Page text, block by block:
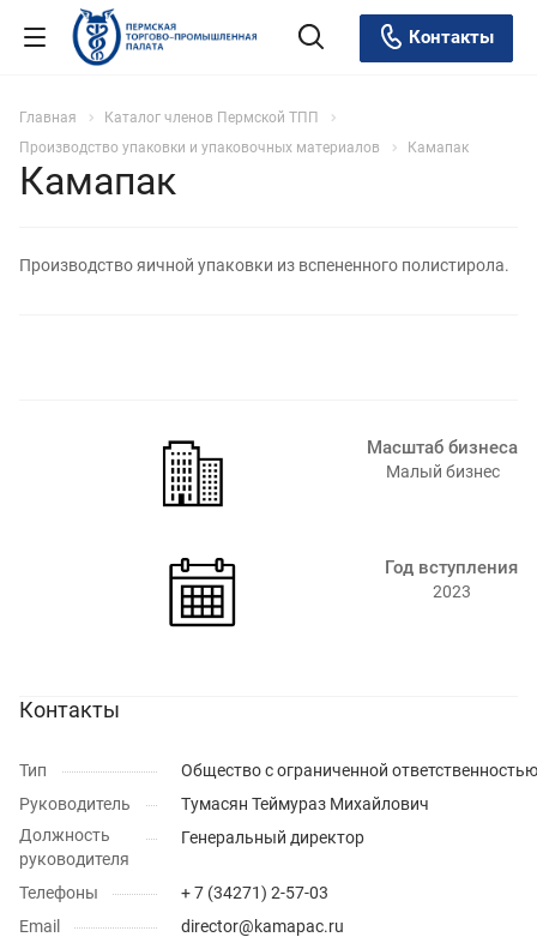
Контакты
Главная
Каталог членов Пермской ТПП
Производство упаковки и упаковочных материалов
Камапак
Камапак
Производство яичной упаковки из вспененного полистирола.
Масштаб бизнеса
Малый бизнес
Год вступления
2023
Контакты
Тип
Общество с ограниченной ответственностью
Руководитель
Тумасян Теймураз Михайлович
Должность
руководителя
Генеральный директор
Телефоны
+ 7 (34271) 2-57-03
Email
director@kamapac.ru